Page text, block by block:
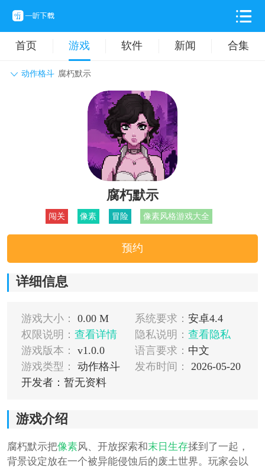
首页 游戏 软件 新闻 合集
动作格斗 腐朽默示
动作格斗 休闲益智
卡牌对战 音乐舞蹈
挂机养成
腐朽默示
闯关 像素 冒险 像素风格游戏大全
预约
详细信息
游戏大小： 0.00 M 系统要求： 安卓4.4
权限说明： 查看详情 隐私说明： 查看隐私
游戏版本：
v1.0.0 语言要求： 中文
游戏类型：
动作格斗 发布时间：
2026-05-20
开发者：暂无资料
游戏介绍
腐朽默示把像素风、开放探索和末日 生存揉到了一起，
背景设定放在一个被异能侵蚀后的废土世界。玩家会以